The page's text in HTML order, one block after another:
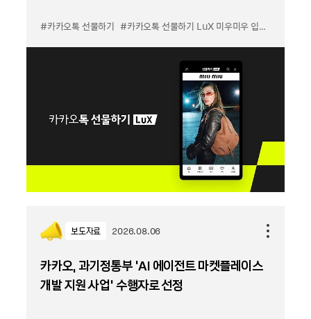
#카카오톡 선물하기 #카카오톡 선물하기 LuX 미우미우 입점
보도자료 2026.08.06
카카오, 과기정통부 ‘AI 에이전트 마켓플레이스
개발 지원 사업’ 수행자로 선정